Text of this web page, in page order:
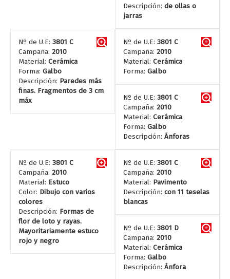
Descripción: de ollas o
jarras
Nº de U.E: 3801 C
Campaña: 2010
Material: Cerámica
Forma: Galbo
Descripción: Paredes más
finas. Fragmentos de 3 cm
máx
Nº de U.E: 3801 C
Campaña: 2010
Material: Cerámica
Forma: Galbo
Nº de U.E: 3801 C
Campaña: 2010
Material: Cerámica
Forma: Galbo
Descripción: Ánforas
Nº de U.E: 3801 C
Campaña: 2010
Material: Estuco
Color: Dibujo con varios
colores
Descripción: Formas de
flor de loto y rayas.
Mayoritariamente estuco
rojo y negro
Nº de U.E: 3801 C
Campaña: 2010
Material: Pavimento
Descripción: con 11 teselas
blancas
Nº de U.E: 3801 D
Campaña: 2010
Material: Cerámica
Forma: Galbo
Descripción: Ánfora